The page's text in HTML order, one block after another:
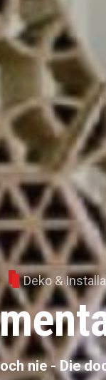
Deko &
nie - Die